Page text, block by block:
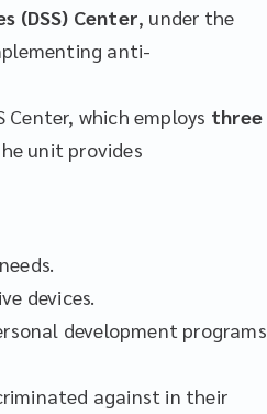
(DSS) Center, under the
anti-
which employs three
unit provides
devices.
development programs
against in their